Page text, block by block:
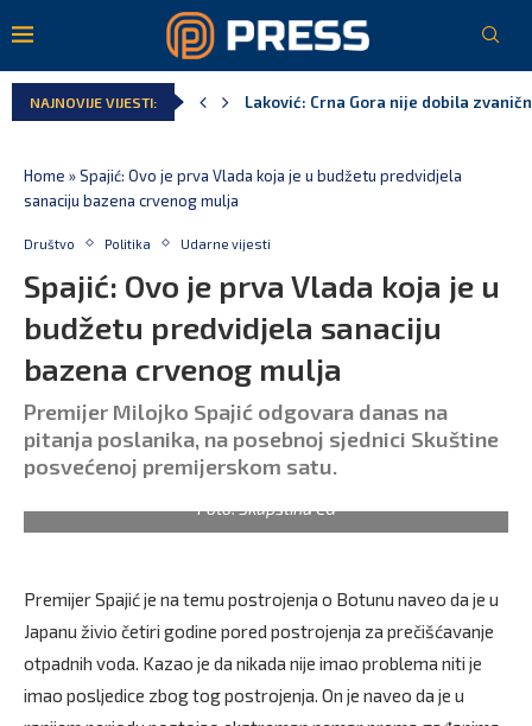
NAJNOVIJE VIJESTI:
Laković: Crna Gora nije dobila
Home »Spajić: Ovo je prva Vlada koja je u budžetu predvidjela
sanaciju bazena crvenog mulja
Društvo Politika Udarne vijesti
Spajić: Ovo je prva Vlada koja je u
budžetu predvidjela sanaciju
bazena crvenog mulja
Premijer Milojko Spajić odgovara danas na
pitanja poslanika, na posebnoj sjednici Skuštine
posvećenoj premijerskom satu.
Foto: Skupština CG
Premijer Spajić je na temu postrojenja o Botunu naveo da je u
Japanu živio četiri godine pored postrojenja za prečišćavanje
otpadnih voda. Kazao je da nikada nije imao problema niti je
imao posljedice zbog tog postrojenja. On je naveo da je u